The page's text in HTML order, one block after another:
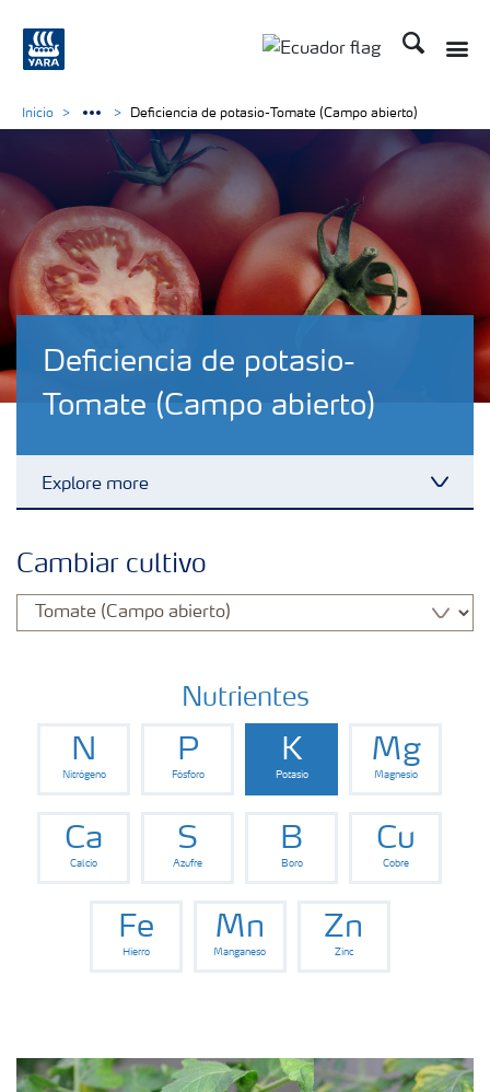
Buscar
Deficiencia de potasio-
Tomate (Campo abierto)
Explore more
Portafolio de Agricultura Digital
Almacenaje y manejo de fertilizantes
Cultivos
Red de Distribuidores Ecuador
Inicio Deficiencia de potasio-Tomate (Campo abierto)
Cambiar cultivo
Nutrientes
N
Nitrógeno
P
Fósforo
K
Potasio
Mg
Magnesio
Ca
Calcio
S
Azufre
B
Boro
Cu
Cobre
Fe
Hierro
Mn
Manganeso
Zn
Zinc